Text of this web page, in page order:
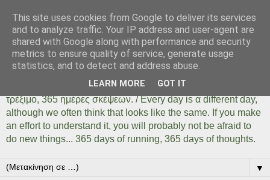
Days Of Running 365
Κάθε μέρα είναι μια διαφορετική ημέρα όσο ίδια και αν
φαίνεται. Αρκεί να το καταλάβουμε, αρκεί να δοκιμάσουμε,
αρκεί να μην φοβηθούμε να κάνουμε πράγματα... 365 ημέρες
τρέξιμο, 365 ημέρες σκέψεων. / Every day is α different day,
although we often think that looks like the same. If you make
an effort to understand it, you will probably not be afraid to
do new things... 365 days of running, 365 days of thoughts.
▼
This site uses cookies from Google to deliver its services
and to analyze traffic. Your IP address and user-agent are
shared with Google along with performance and security
metrics to ensure quality of service, generate usage
statistics, and to detect and address abuse.
LEARN MORE GOT IT